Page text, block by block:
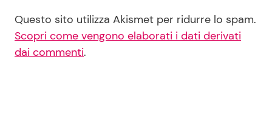
Questo sito utilizza Akismet per ridurre lo spam.
Scopri come vengono elaborati i dati derivati
dai commenti.